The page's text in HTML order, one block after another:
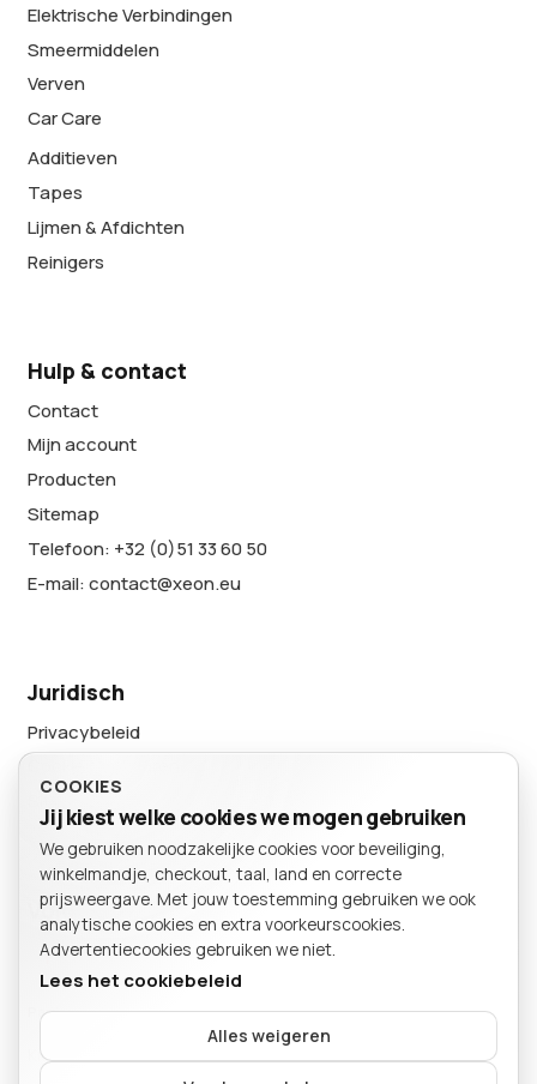
Elektrische Verbindingen
Smeermiddelen
Verven
Car Care
Additieven
Tapes
Lijmen & Afdichten
Reinigers
Hulp & contact
Contact
Mijn account
Producten
Sitemap
Telefoon: +32 (0)51 33 60 50
E-mail: contact@xeon.eu
Juridisch
Privacybeleid
Sitemap
Volg ons
Particulier Bedrijf
Kies of je als particulier of bedrijf winkelt.
COOKIES
Jij kiest welke cookies we mogen gebruiken
We gebruiken noodzakelijke cookies voor beveiliging,
winkelmandje, checkout, taal, land en correcte
prijsweergave. Met jouw toestemming gebruiken we ook
analytische cookies en extra voorkeurscookies.
Advertentiecookies gebruiken we niet.
Lees het cookiebeleid
Alles weigeren
BESTELLING
Winkelmand